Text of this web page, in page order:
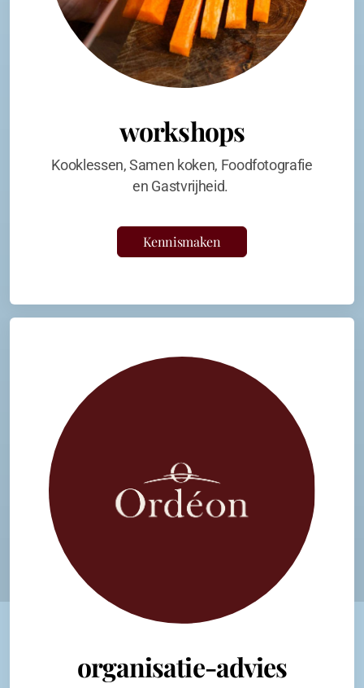
workshops
Kooklessen, Samen koken, Foodfotografie
en Gastvrijheid.
Kennismaken
organisatie-advies